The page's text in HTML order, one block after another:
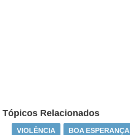
Tópicos Relacionados
VIOLÊNCIA BOA ESPERANÇA